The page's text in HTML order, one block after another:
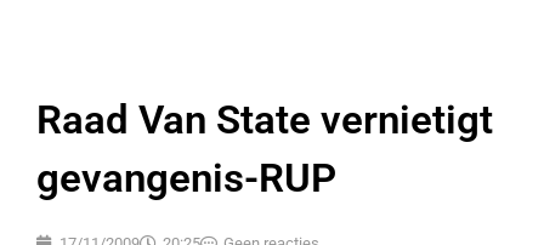
Raad Van State vernietigt
gevangenis-RUP